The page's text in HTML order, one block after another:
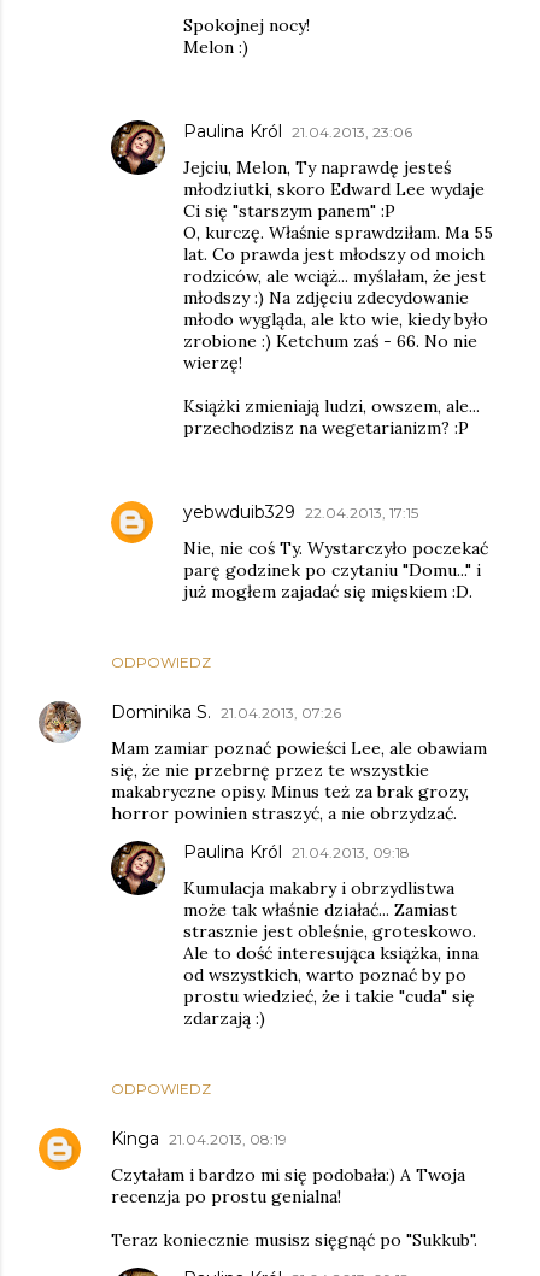
ODPOWIEDZ
Spokojnej nocy!
Melon :)
Paulina Król 21.04.2013, 23:06
Jejciu, Melon, Ty naprawdę jesteś
młodziutki, skoro Edward Lee wydaje
Ci się "starszym panem" :P
O, kurczę. Właśnie sprawdziłam. Ma 55
lat. Co prawda jest młodszy od moich
rodziców, ale wciąż... myślałam, że jest
młodszy :) Na zdjęciu zdecydowanie
młodo wygląda, ale kto wie, kiedy było
zrobione :) Ketchum zaś - 66. No nie
wierzę!
Książki zmieniają ludzi, owszem, ale...
przechodzisz na wegetarianizm? :P
yebwduib329 22.04.2013, 17:15
Nie, nie coś Ty. Wystarczyło poczekać
parę godzinek po czytaniu "Domu..." i
już mogłem zajadać się mięskiem :D.
Dominika S. 21.04.2013, 07:26
Mam zamiar poznać powieści Lee, ale obawiam
się, że nie przebrnę przez te wszystkie
makabryczne opisy. Minus też za brak grozy,
horror powinien straszyć, a nie obrzydzać.
ODPOWIEDZ
Paulina Król 21.04.2013, 09:18
Kumulacja makabry i obrzydlistwa
może tak właśnie działać... Zamiast
strasznie jest obleśnie, groteskowo.
Ale to dość interesująca książka, inna
od wszystkich, warto poznać by po
prostu wiedzieć, że i takie "cuda" się
zdarzają :)
Kinga 21.04.2013, 08:19
Czytałam i bardzo mi się podobała:) A Twoja
recenzja po prostu genialna!
Teraz koniecznie musisz sięgnąć po "Sukkub".